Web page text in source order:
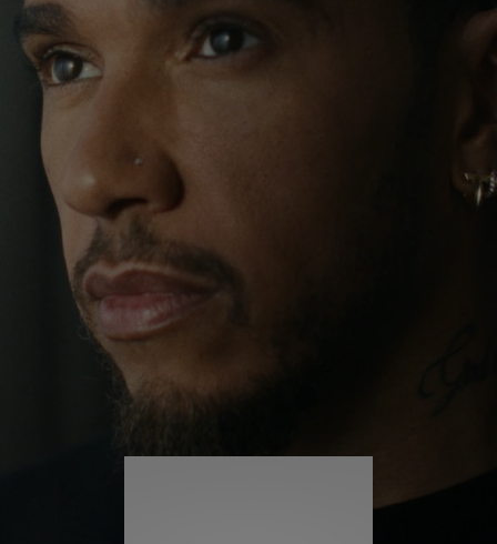
PAUSED,
PLEASE
PRESS
PLAY
MUTED,
PLEASE
UNMUTE
IT
ルイス・ハミルトンは、サーキットでの輝かしい
功績で知られていますが、近年彼は、慣れ親しん
だ世界を飛び越え、新たな場所へ一歩を踏み出す
旅を楽しんでいます。 世界各地で出会う新しい経
験を通し、自分自身に挑み続け、旅の中で多くの
学びを得ていると言います。
そんな彼の旅には、常に RIMOWA Original パイロ
ット が寄り添います。ケースに刻まれたひとつひ
とつの傷は、彼が歩んできた軌跡、そして彼がそ
の旅を通して成し遂げた何かがあることを物語っ